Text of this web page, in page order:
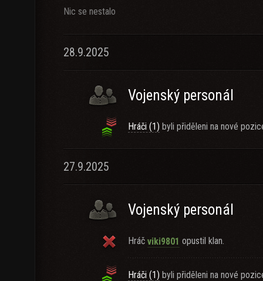
Nic se nestalo
28.9.2025
Vojenský personál
Hráči (1) byli přiděleni na nové
27.9.2025
Vojenský personál
Hráč viki9801 opustil klan.
Hráči (1) byli přiděleni na nové